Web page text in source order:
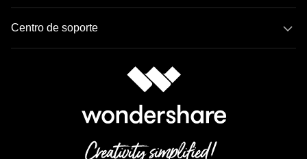
Centro de soporte